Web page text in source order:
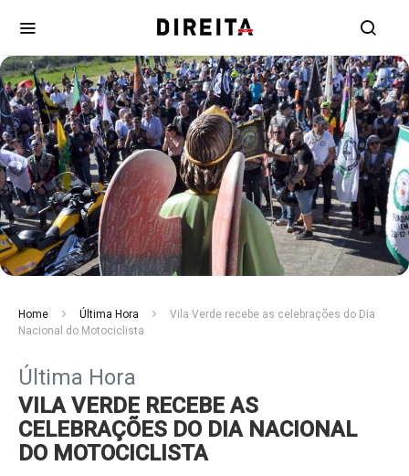
Home Última Hora
Vila Verde recebe as celebrações do Dia
Nacional do Motociclista
Última Hora
VILA VERDE RECEBE AS
CELEBRAÇÕES DO DIA NACIONAL
DO MOTOCICLISTA